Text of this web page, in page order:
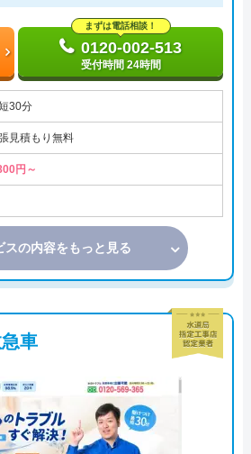
まずは電話相談！
0120-002-513
受付時間 24時間
30分
見積もり無料
円～
スの内容をもっと見る
車